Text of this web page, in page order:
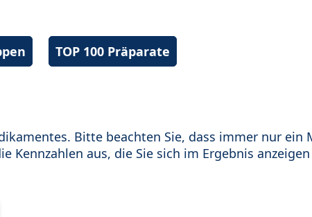
TOP 100 Präparate
Bitte beachten Sie, dass immer nur ein
Kennzahlen aus, die Sie sich im Ergebnis